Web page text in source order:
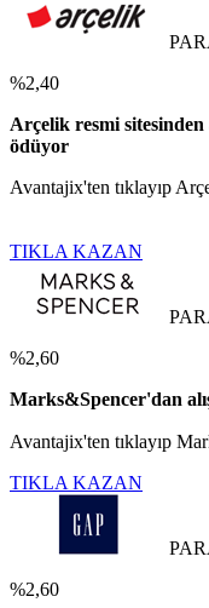
%2,40
Arçelik resmi
ödüyor
Avantajix'ten tıklayıp
TIKLA KAZAN
%2,60
Marks&Spencer'dan
Avantajix'ten tıklayıp
TIKLA KAZAN
%2,60